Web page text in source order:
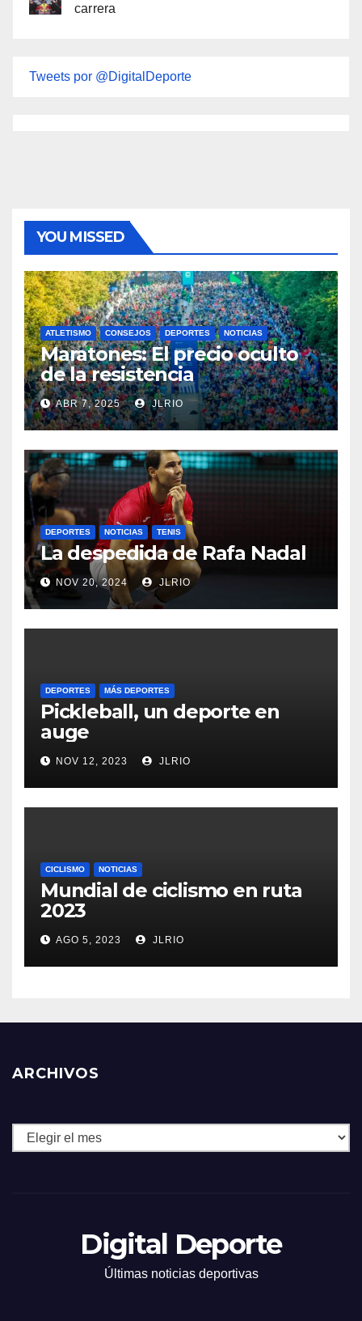
carrera
Tweets por @DigitalDeporte
YOU MISSED
ATLETISMO CONSEJOS DEPORTES NOTICIAS
Maratones: El precio oculto
de la resistencia
ABR 7, 2025 JLRIO
DEPORTES NOTICIAS TENIS
La despedida de Rafa Nadal
NOV 20, 2024 JLRIO
DEPORTES MÁS DEPORTES
Pickleball, un deporte en
auge
NOV 12, 2023 JLRIO
CICLISMO NOTICIAS
Mundial de ciclismo en ruta
2023
AGO 5, 2023 JLRIO
ARCHIVOS
Archivos
Digital Deporte
Últimas noticias deportivas